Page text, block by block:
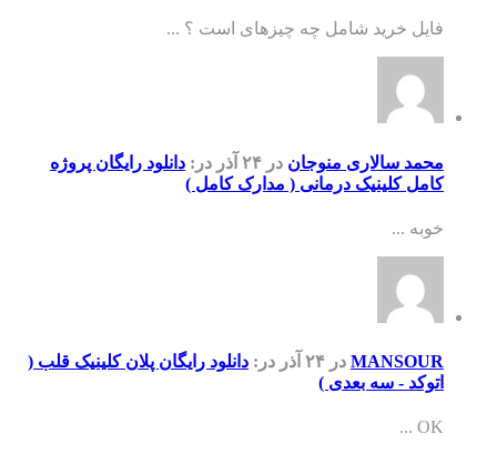
فایل خرید شامل چه چیزهای است ؟ ...
محمد سالاری منوجان در ۲۴ آذر در: دانلود رایگان پروژه
کامل کلینیک درمانی ( مدارک کامل )
خوبه ...
MANSOUR در ۲۴ آذر در: دانلود رایگان پلان کلینیک قلب (
اتوکد - سه بعدی )
OK ...